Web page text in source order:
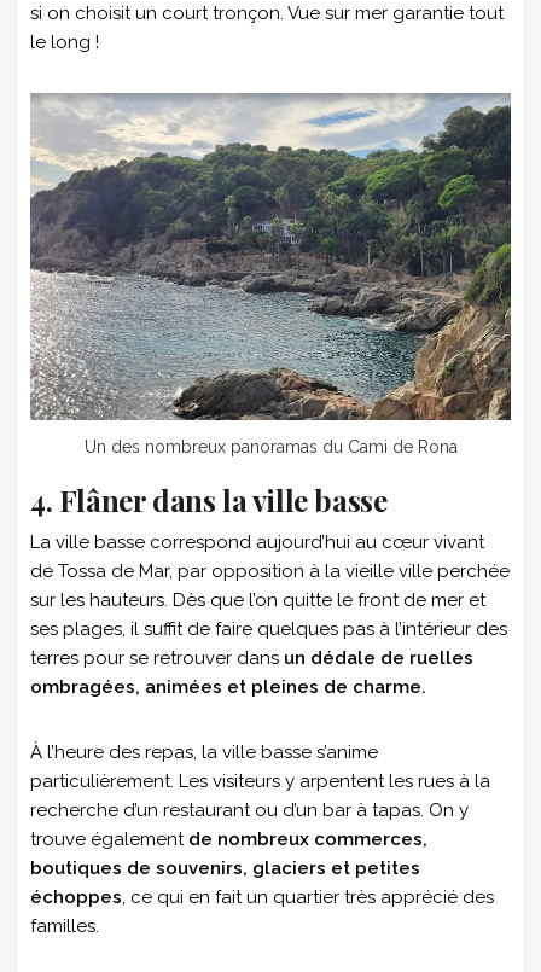
si on choisit un court tronçon. Vue sur mer garantie tout
le long !
Un des nombreux panoramas du Cami de Rona
4. Flâner dans la ville basse
La ville basse correspond aujourd’hui au cœur vivant
de Tossa de Mar, par opposition à la vieille ville perchée
sur les hauteurs. Dès que l’on quitte le front de mer et
ses plages, il suffit de faire quelques pas à l’intérieur des
terres pour se retrouver dans un dédale de ruelles
ombragées, animées et pleines de charme.
À l’heure des repas, la ville basse s’anime
particulièrement. Les visiteurs y arpentent les rues à la
recherche d’un restaurant ou d’un bar à tapas. On y
trouve également de nombreux commerces,
boutiques de souvenirs, glaciers et petites
échoppes, ce qui en fait un quartier très apprécié des
familles.